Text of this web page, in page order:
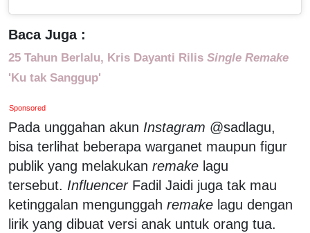
Baca Juga :
25 Tahun Berlalu, Kris Dayanti Rilis Single Remake
'Ku tak Sanggup'
Sponsored
Pada unggahan akun Instagram @sadlagu,
bisa terlihat beberapa warganet maupun figur
publik yang melakukan remake lagu
tersebut. InfluencerFadil Jaidi juga tak mau
ketinggalan mengunggah remake lagu dengan
lirik yang dibuat versi anak untuk orang tua.